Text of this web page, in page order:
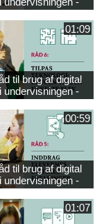
01:09
til brug af digital
undervisningen -
00:59
til brug af digital
undervisningen -
01:07